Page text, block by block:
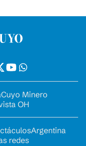
Cuyo Minero
OH
Argentina
redes